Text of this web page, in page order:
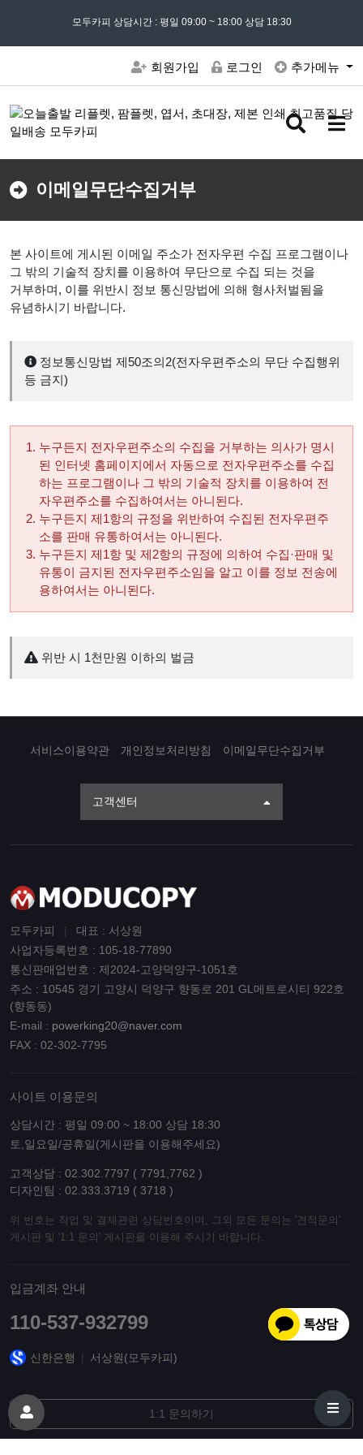
모든 문의는02) 302 - 7797및 ' 견적문의 ' 게시판을 이용해주세요
모두카피 상담시간 : 평일 09:00 ~ 18:00 상담 18:30
회원가입 로그인 추가메뉴
검
버
메
버
이메일무단수집거부
본 사이트에 게시된 이메일 주소가 전자우편 수집 프로그램이나
그 밖의 기술적 장치를 이용하여 무단으로 수집 되는 것을
거부하며, 이를 위반시 정보 통신망법에 의해 형사처벌됨을
유념하시기 바랍니다.
정보통신망법 제50조의2(전자우편주소의 무단 수집행위
등 금지)
누구든지 전자우편주소의 수집을 거부하는 의사가 명시
된 인터넷 홈페이지에서 자동으로 전자우편주소를 수집
하는 프로그램이나 그 밖의 기술적 장치를 이용하여 전
자우편주소를 수집하여서는 아니된다.
누구든지 제1항의 규정을 위반하여 수집된 전자우편주
소를 판매 유통하여서는 아니된다.
누구든지 제1항 및 제2항의 규정에 의하여 수집·판매 및
유통이 금지된 전자우편주소임을 알고 이를 정보 전송에
용하여서는 아니된다.
위반 시 1천만원 이하의 벌금
서비스이용약관 개인정보처리방침 이메일무단수집거부
고객센터
모두카피
대표 : 서상원
사업자등록번호 : 105-18-77890
통신판매업번호 : 제2024-고양덕양구-1051호
주소 : 10545 경기 고양시 덕양구 향동로 201 GL메트로시티 922호
(향동동)
E-mail : powerking20@naver.com
FAX : 02-302-7795
사이트 이용문의
상담시간 : 평일 09:00 ~ 18:00 상담 18:30
토,일요일/공휴일(게시판을 이용해주세요)
고객상담 : 02.302.7797 ( 7791,7762 )
디자인팀 : 02.333.3719 ( 3718 )
위 번호는 작업 및 결제관련 상담번호이며, 그외 모든 문의는 '견적문의'
게시판 및 '1:1 문의' 게시판을 이용해 주시기 바랍니다.
입금계좌 안내
110-537-932799
신한은행 서상원(모두카피)
1:1 문의하기